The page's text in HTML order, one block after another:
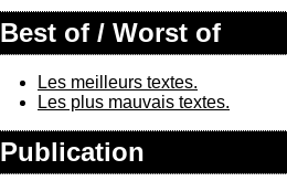
Best of / Worst of
Les meilleurs textes.
Les plus mauvais textes.
Publication